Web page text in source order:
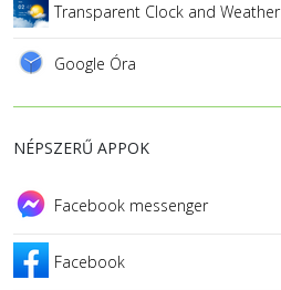
Transparent Clock and Weather
Google Óra
NÉPSZERŰ APPOK
Facebook messenger
Facebook